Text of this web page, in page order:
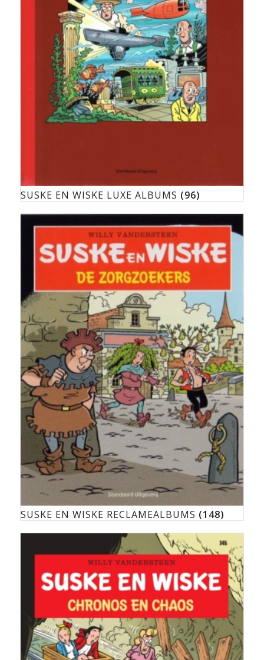
SUSKE EN WISKE LUXE ALBUMS (96)
SUSKE EN WISKE RECLAMEALBUMS (148)